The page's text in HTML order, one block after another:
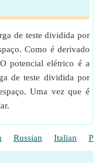
de teste dividida por
Como é derivado
potencial elétrico é a
de teste dividida por
Uma vez que é
Russian Italian